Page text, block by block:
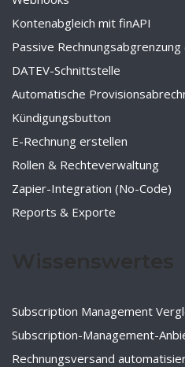
Kontenabgleich mit finAPI
Passive Rechnungsabgrenzung
DATEV-Schnittstelle
Automatische
Kündigungsbutton
E-Rechnung erstellen
Rollen & Rechteverwaltung
Zapier-Integration (No-Code)
Reports & Exporte
Subscription Management
Subscription-Management-
Rechnungsversand